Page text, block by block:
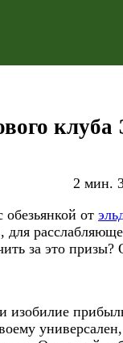
клуба
2 мин.
от
за это